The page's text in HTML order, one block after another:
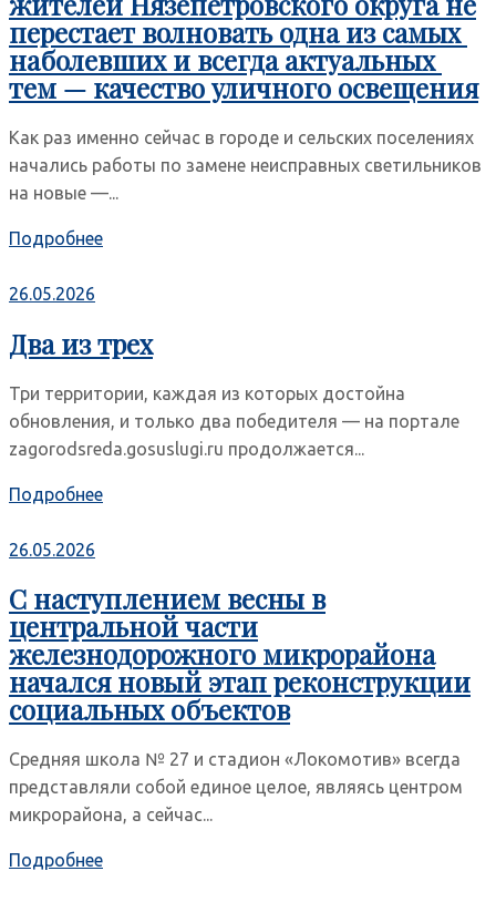
перестает волновать одна из самых
наболевших и всегда актуальных
тем — качество уличного освещения
Как раз именно сейчас в городе и сельских поселениях
начались работы по замене неисправных светильников
на новые —...
Подробнее
26.05.2026
Два из трех
Три территории, каждая из которых достойна
обновления, и только два победителя — на портале
zagorodsreda.gosuslugi.ru продолжается...
Подробнее
26.05.2026
С наступлением весны в
центральной части
железнодорожного микрорайона
начался новый этап реконструкции
социальных объектов
Средняя школа № 27 и стадион «Локомотив» всегда
представляли собой единое целое, являясь центром
микрорайона, а сейчас...
Подробнее